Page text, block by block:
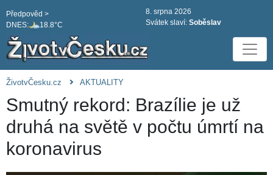
DNES: 18.8°C
Předpověd >
8. srpna 2026
Svátek slaví: Soběslav
ŽivotvČesku.cz AKTUALITY
Smutný rekord: Brazílie je už
druhá na světě v počtu úmrtí na
koronavirus